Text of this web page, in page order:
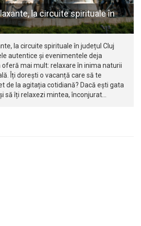
la circuite spirituale în
la circuite spirituale în județul Cluj
autentice și evenimentele deja
oferă mai mult: relaxare în inima naturii
Îți dorești o vacanță care să te
de la agitația cotidiană? Dacă ești gata
să îți relaxezi mintea, înconjurat…